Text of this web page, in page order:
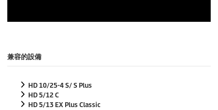
兼容的設備
HD 10/25-4 S/ S Plus
HD 5/12 C
HD 5/13 EX Plus Classic